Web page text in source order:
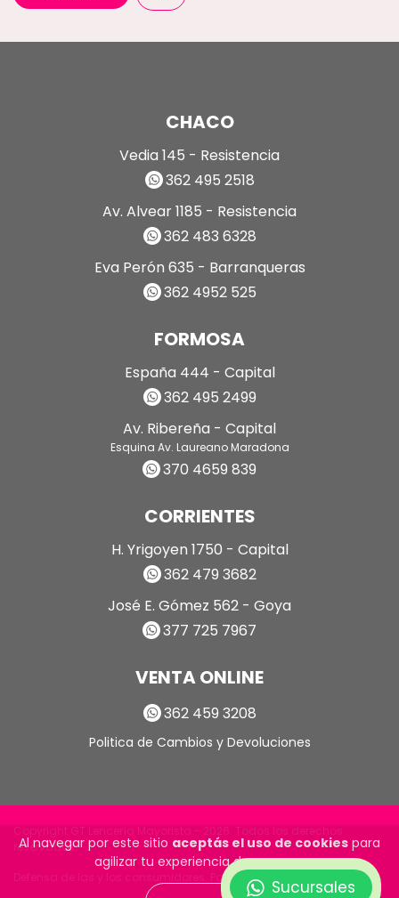
Al navegar por este sitio aceptás el uso de cookies para
agilizar tu experiencia de compra.
Sucursales
CHACO
Vedia 145 - Resistencia
362 495 2518
Av. Alvear 1185 - Resistencia
362 483 6328
Eva Perón 635 - Barranqueras
362 4952 525
FORMOSA
España 444 - Capital
362 495 2499
Av. Ribereña - Capital
Esquina Av. Laureano Maradona
370 4659 839
CORRIENTES
H. Yrigoyen 1750 - Capital
362 479 3682
José E. Gómez 562 - Goya
377 725 7967
VENTA ONLINE
362 459 3208
Politica de Cambios y Devoluciones
Copyright GT Lencería Mayorista - 2026. Todos los derechos
reservados.
Defensa de las y los consumidores. Para reclamos
ingrese aquí